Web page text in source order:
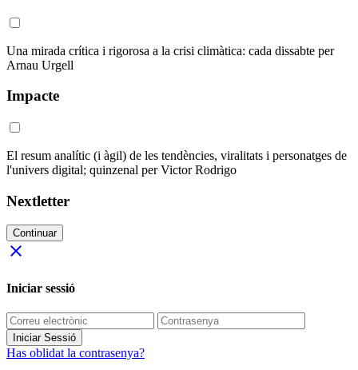
Una mirada crítica i rigorosa a la crisi climàtica: cada dissabte per
Arnau Urgell
Impacte
El resum analític (i àgil) de les tendències, viralitats i personatges de
l'univers digital; quinzenal per Victor Rodrigo
Nextletter
Continuar
close
Iniciar sessió
Iniciar Sessió
Has oblidat la contrasenya?